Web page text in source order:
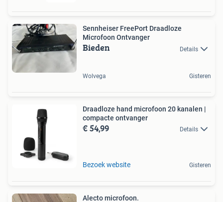
Sennheiser FreePort Draadloze
Microfoon Ontvanger
Bieden Details
Wolvega Gisteren
Draadloze hand microfoon 20 kanalen |
compacte ontvanger
€ 54,99 Details
Bezoek website Gisteren
Alecto microfoon.